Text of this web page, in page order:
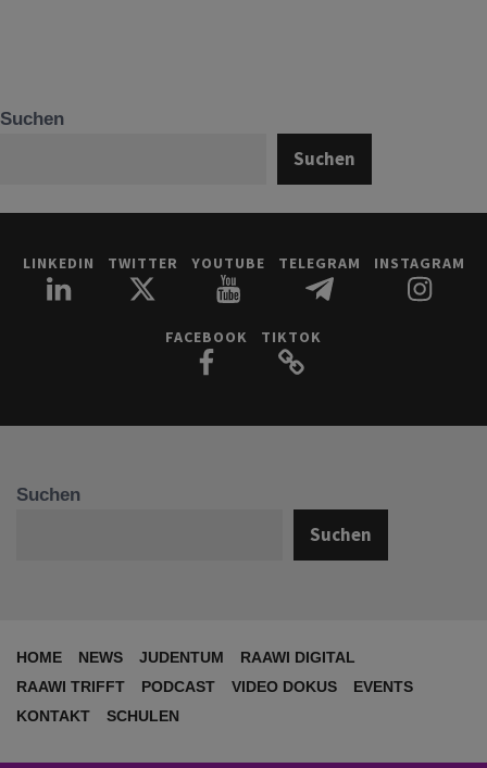
Suchen
Suchen
LINKEDIN TWITTER YOUTUBE TELEGRAM INSTAGRAM
FACEBOOK TIKTOK
Suchen
Suchen
HOME NEWS JUDENTUM
RAAWI DIGITAL
RAAWI TRIFFT
PODCAST VIDEO DOKUS
EVENTS
KONTAKT
SCHULEN